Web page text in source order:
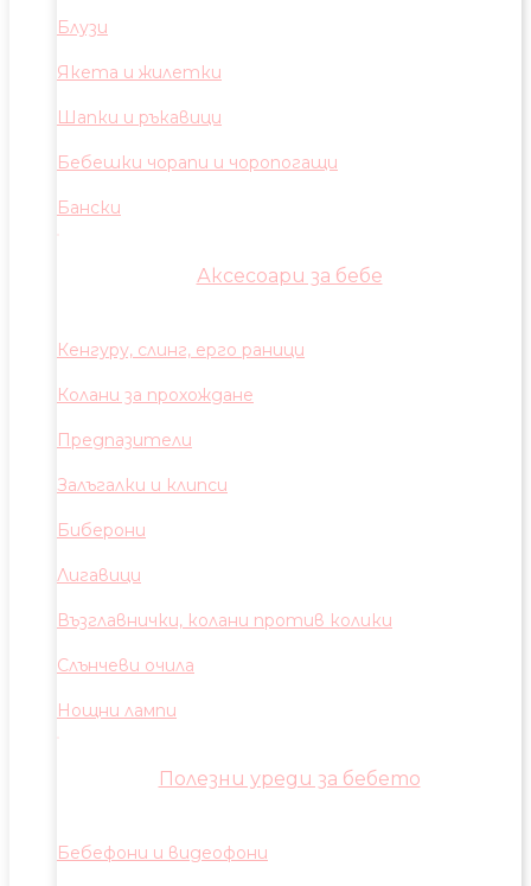
Блузи
Якета и жилетки
Шапки и ръкавици
Бебешки чорапи и чоропогащи
Бански
Аксесоари за бебе
Кенгуру, слинг, ерго раници
Колани за прохождане
Предпазители
Залъгалки и клипси
Биберони
Лигавици
Възглавнички, колани против колики
Слънчеви очила
Нощни лампи
Полезни уреди за бебето
Бебефони и видеофони